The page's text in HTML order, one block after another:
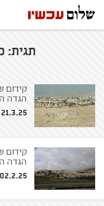
תגית:
הגדה
21.3.25
הגדה
02.2.25